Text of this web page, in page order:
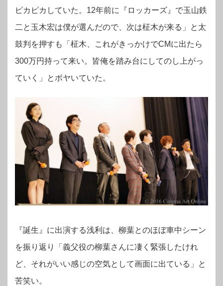
ピカピカしていた。12年前に『ロッカーズ』で玉山鉄
二と玉木宏は僕が選んだので、次は柾木が来る」と太
鼓判を押すも「柾木、これがきっかけでCMに出たら
300万円持って来い。皆俺を踏み台にしてのし上がっ
ていく」とボヤいていた。
『誕生』に出演する浅利は、柳葉とのほぼ車中シーン
を振り返り「義父役の柳葉さんに凄く緊張したけれ
ど、それがいい感じの空気として画面に出ている」と
苦笑い。